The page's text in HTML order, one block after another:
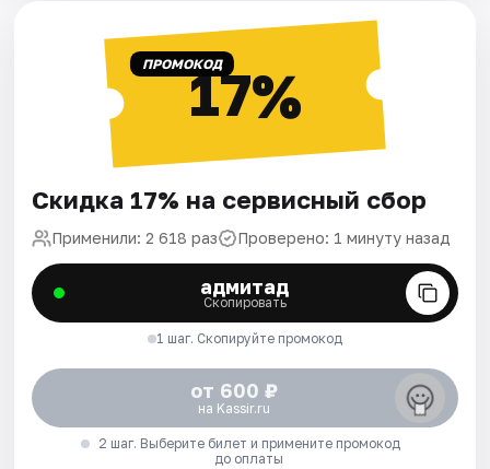
ПРОМОКОД17%
Скидка 17% на сервисный сбор
Применили: 2 618 раз Проверено: 1 минуту назад
адмитад
Скопировать
1 шаг. Скопируйте промокод
от 600 ₽
на Kassir.ru
2 шаг. Выберите билет и примените промокод
до оплаты